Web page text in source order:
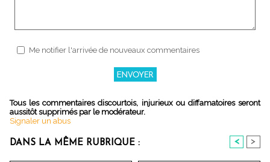
Me notifier l'arrivée de nouveaux commentaires
Tous les commentaires discourtois, injurieux ou diffamatoires seront
aussitôt supprimés par le modérateur.
Signaler un abus
DANS LA MÊME RUBRIQUE : < >